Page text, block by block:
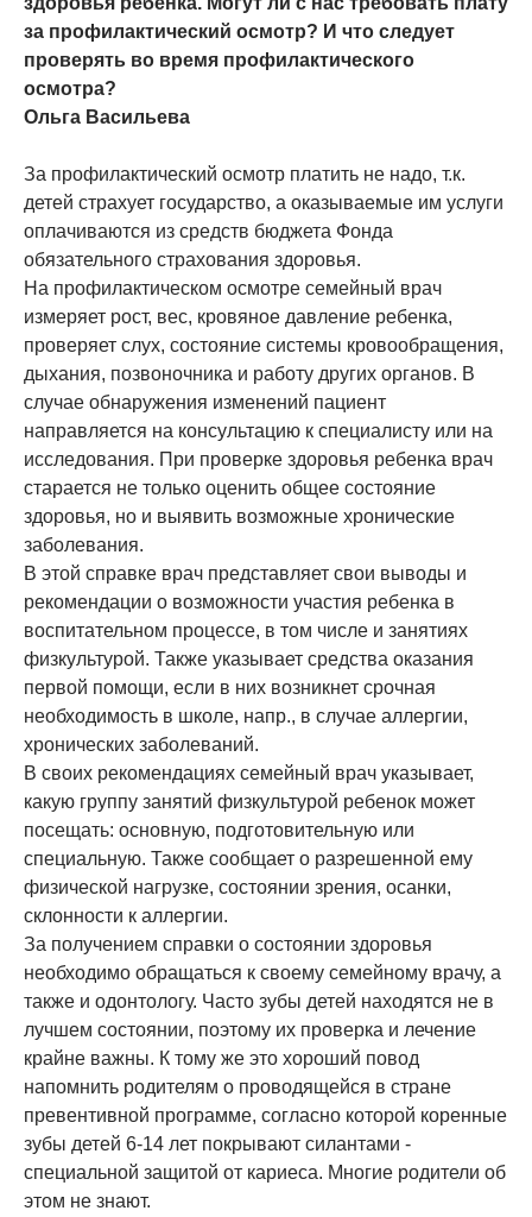
за профилактический осмотр? И что следует
проверять во время профилактического
осмотра?
Ольга Васильева
За профилактический осмотр платить не надо, т.к.
детей страхует государство, а оказываемые им услуги
оплачиваются из средств бюджета Фонда
обязательного страхования здоровья.
На профилактическом осмотре семейный врач
измеряет рост, вес, кровяное давление ребенка,
проверяет слух, состояние системы кровообращения,
дыхания, позвоночника и работу других органов. В
случае обнаружения изменений пациент
направляется на консультацию к специалисту или на
исследования. При проверке здоровья ребенка врач
старается не только оценить общее состояние
здоровья, но и выявить возможные хронические
заболевания.
В этой справке врач представляет свои выводы и
рекомендации о возможности участия ребенка в
воспитательном процессе, в том числе и занятиях
физкультурой. Также указывает средства оказания
первой помощи, если в них возникнет срочная
необходимость в школе, напр., в случае аллергии,
хронических заболеваний.
В своих рекомендациях семейный врач указывает,
какую группу занятий физкультурой ребенок может
посещать: основную, подготовительную или
специальную. Также сообщает о разрешенной ему
физической нагрузке, состоянии зрения, осанки,
склонности к аллергии.
За получением справки о состоянии здоровья
необходимо обращаться к своему семейному врачу, а
также и одонтологу. Часто зубы детей находятся не в
лучшем состоянии, поэтому их проверка и лечение
крайне важны. К тому же это хороший повод
напомнить родителям о проводящейся в стране
превентивной программе, согласно которой коренные
зубы детей 6-14 лет покрывают силантами -
специальной защитой от кариеса. Многие родители об
этом не знают.